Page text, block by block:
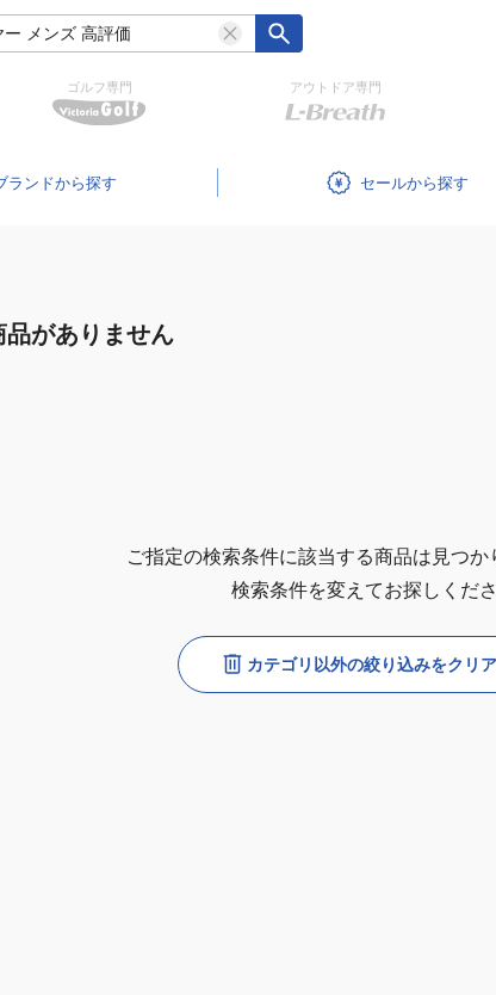
ゴルフ専門 アウトドア専門
ランド セール
がありません
ご指定の検索条件に該当する商品は見つか
検索条件を変えてお探しくだ
カテゴリ以外の絞り込みをクリ